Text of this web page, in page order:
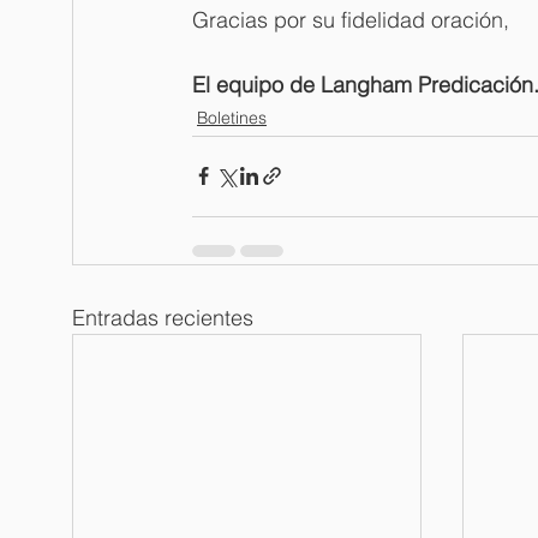
Gracias por su fidelidad oración,
El equipo de Langham Predicación.
Boletines
Entradas recientes